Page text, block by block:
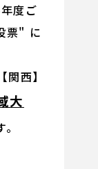
度ご
票" に
西】
大